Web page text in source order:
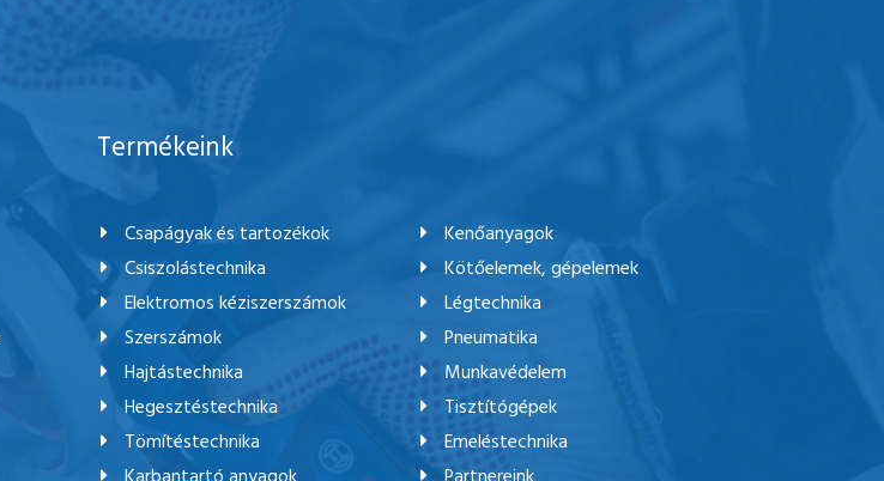
Termékeink
Csapágyak és tartozékok
Csiszolástechnika
Elektromos kéziszerszámok
Szerszámok
Hajtástechnika
Hegesztéstechnika
Tömítéstechnika
Kenőanyagok
Kötőelemek, gépelemek
Légtechnika
Pneumatika
Munkavédelem
Tisztítógépek
Emeléstechnika